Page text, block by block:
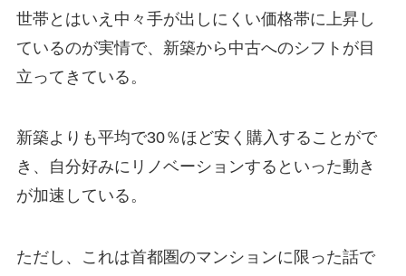
世帯とはいえ中々手が出しにくい価格帯に上昇し
ているのが実情で、新築から中古へのシフトが目
立ってきている。
新築よりも平均で30％ほど安く購入することがで
き、自分好みにリノベーションするといった動き
が加速している。
ただし、これは首都圏のマンションに限った話で